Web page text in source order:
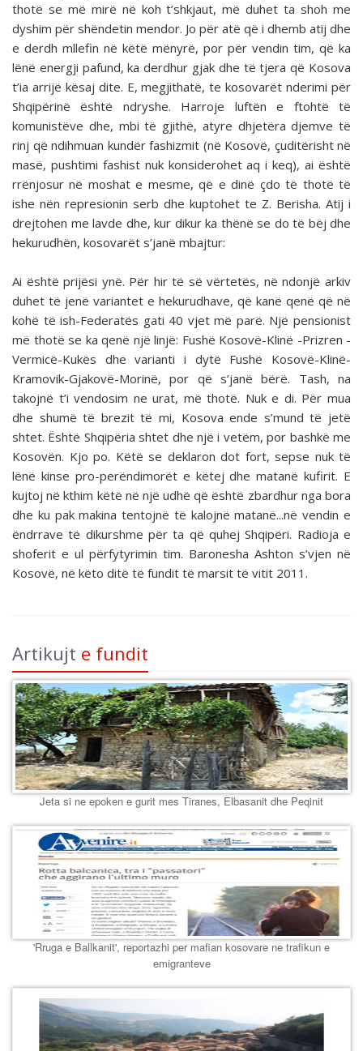
thotë se më mirë në koh t’shkjaut, më duhet ta shoh me
dyshim për shëndetin mendor. Jo për atë që i dhemb atij dhe
e derdh mllefin në këtë mënyrë, por për vendin tim, që ka
lënë energji pafund, ka derdhur gjak dhe të tjera që Kosova
t’ia arrijë kësaj dite. E, megjithatë, te kosovarët nderimi për
Shqipërinë është ndryshe. Harroje luftën e ftohtë të
komunistëve dhe, mbi të gjithë, atyre dhjetëra djemve të
rinj që ndihmuan kundër fashizmit (në Kosovë, çuditërisht në
masë, pushtimi fashist nuk konsiderohet aq i keq), ai është
rrënjosur në moshat e mesme, që e dinë çdo të thotë të
ishe nën represionin serb dhe kuptohet te Z. Berisha. Atij i
drejtohen me lavde dhe, kur dikur ka thënë se do të bëj dhe
hekurudhën, kosovarët s’janë mbajtur:
Ai është prijësi ynë. Për hir të së vërtetës, në ndonjë arkiv
duhet të jenë variantet e hekurudhave, që kanë qenë që në
kohë të ish-Federatës gati 40 vjet më parë. Një pensionist
më thotë se ka qenë një linjë: Fushë Kosovë-Klinë -Prizren -
Vermicë-Kukës dhe varianti i dytë Fushë Kosovë-Klinë-
Kramovik-Gjakovë-Morinë, por që s’janë bërë. Tash, na
takojnë t’i vendosim ne urat, më thotë. Nuk e di. Për mua
dhe shumë të brezit të mi, Kosova ende s’mund të jetë
shtet. Është Shqipëria shtet dhe një i vetëm, por bashkë me
Kosovën. Kjo po. Këtë se deklaron dot fort, sepse nuk të
lënë kinse pro-perëndimorët e këtej dhe matanë kufirit. E
kujtoj në kthim këtë në një udhë që është zbardhur nga bora
dhe ku pak makina tentojnë të kalojnë matanë...në vendin e
ëndrrave të dikurshme për ta që quhej Shqipëri. Radioja e
shoferit e ul përfytyrimin tim. Baronesha Ashton s’vjen në
Kosovë, në këto ditë të fundit të marsit të vitit 2011.
Artikujt e fundit
Jeta si ne epoken e gurit mes Tiranes, Elbasanit dhe Peqinit
'Rruga e Ballkanit', reportazhi per mafian kosovare ne trafikun e
emigranteve